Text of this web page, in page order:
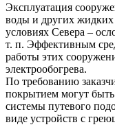
Эксплуатация
воды и других жидких
условиях Севера –
т. п. Эффективным
работы этих
электрообогрева.
По требованию
покрытием могут
системы путевого
виде устройств с